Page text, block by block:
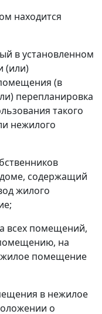
находится
в установленном
(или)
(в
перепланировка
такого
нежилого
содержащий
жилого
всех помещений,
на
помещение
в нежилое
о